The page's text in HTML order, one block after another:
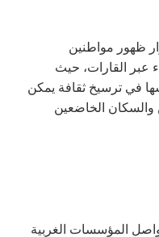
ظهور مواطنين
عبر القارات، حيث
في ترسيخ ثقافة يمكن
والسكان الخاضعين
المؤسسات الغربية